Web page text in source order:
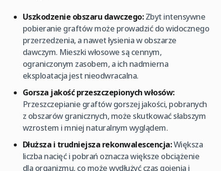
Uszkodzenie obszaru dawczego:Zbyt intensywne
pobieranie graftów może prowadzić do widocznego
przerzedzenia, a nawet łysienia w obszarze
dawczym. Mieszki włosowe są cennym,
ograniczonym zasobem, a ich nadmierna
eksploatacja jest nieodwracalna.
Gorsza jakość przeszczepionych włosów:
Przeszczepianie graftów gorszej jakości, pobranych
z obszarów granicznych, może skutkować słabszym
wzrostem i mniej naturalnym wyglądem.
Dłuższa i trudniejsza rekonwalescencja:Większa
liczba nacięć i pobrań oznacza większe obciążenie
dla organizmu, co może wydłużyć czas gojenia i